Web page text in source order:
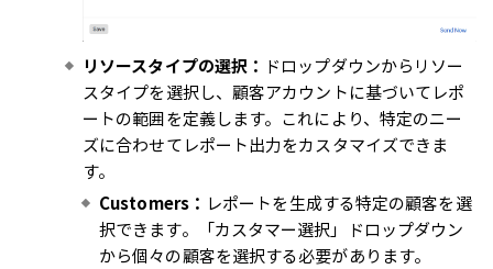
リソースタイプの選択： ドロップダウンからリソー
スタイプを選択し、顧客アカウントに基づいてレポ
ートの範囲を定義します。これにより、特定のニー
ズに合わせてレポート出力をカスタマイズできま
す。
Customers： レポートを生成する特定の顧客を選
択できます。「カスタマー選択」ドロップダウン
から個々の顧客を選択する必要があります。